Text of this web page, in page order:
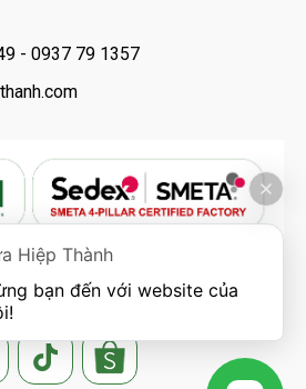
- 0937 79 1357
US
Hiệp Thành
bạn đến với website của